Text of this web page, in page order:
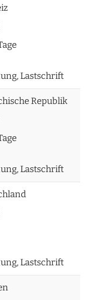
Lastschrift
Republik
Lastschrift
Lastschrift